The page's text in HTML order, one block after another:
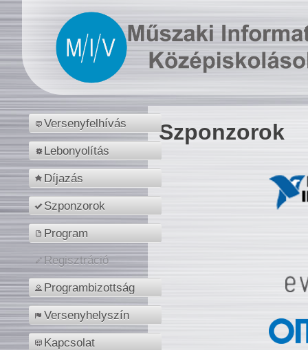
Versenyfelhívás
Lebonyolítás
Díjazás
Szponzorok
Program
Regisztráció
Programbizottság
Versenyhelyszín
Kapcsolat
Szponzorok